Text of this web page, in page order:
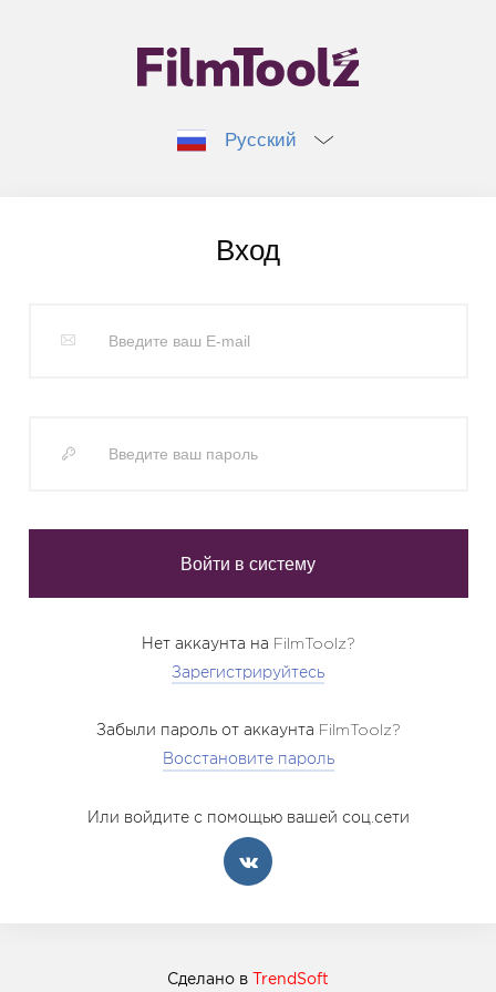
Русский
Вход
Нет аккаунта на FilmToolz?
Зарегистрируйтесь
Забыли пароль от аккаунта FilmToolz?
Восстановите пароль
Или войдите с помощью вашей соц.сети
Сделано в TrendSoft